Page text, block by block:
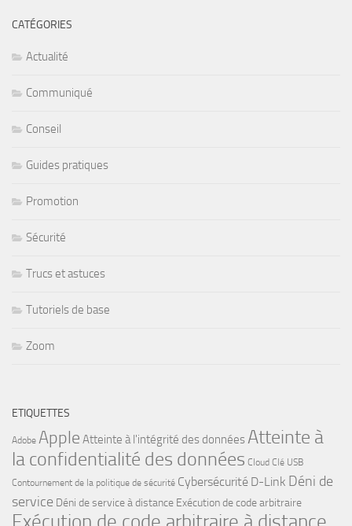
CATÉGORIES
Actualité
Communiqué
Conseil
Guides pratiques
Promotion
Sécurité
Trucs et astuces
Tutoriels de base
Zoom
ETIQUETTES
Adobe Apple Atteinte à l'intégrité des donnéesAtteinte à
la confidentialité des données Cloud Clé USB
Contournement de la politique de sécurité Cybersécurité D-Link Déni de
service Déni de service à distance Exécution de code arbitraire